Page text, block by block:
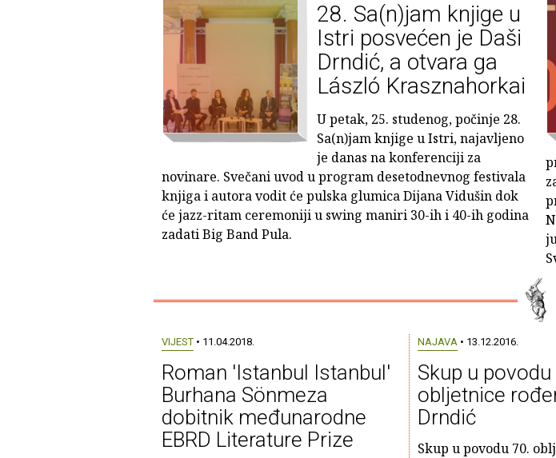
28. Sa(n)jam knjige u
Istri posvećen je Daši
Drndić, a otvara ga
László Krasznahorkai
U petak, 25. studenog, počinje 28.
Sa(n)jam knjige u Istri, najavljeno
je danas na konferenciji za
novinare. Svečani uvod u program desetodnevnog festivala
knjiga i autora vodit će pulska glumica Dijana Vidušin dok
će jazz-ritam ceremoniji u swing maniri 30-ih i 40-ih godina
zadati Big Band Pula.
VIJEST• 11.04.2018.
Roman 'Istanbul Istanbul'
Burhana Sönmeza
dobitnik međunarodne
EBRD Literature Prize
NAJAVA• 13.12.2016.
Skup u povodu
obljetnice
Drndić
Skup u povodu 70.